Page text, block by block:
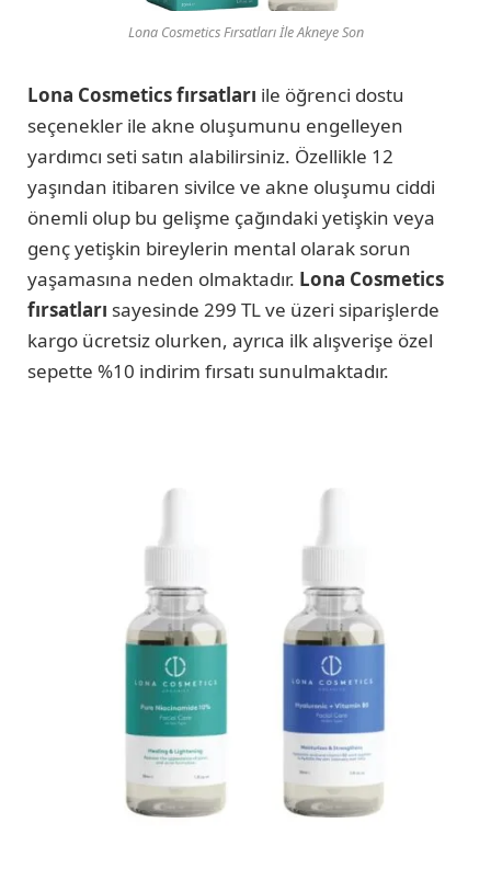
Lona Cosmetics Fırsatları İle Akneye Son
Lona Cosmetics fırsatları ile öğrenci dostu
seçenekler ile akne oluşumunu engelleyen
yardımcı seti satın alabilirsiniz. Özellikle 12
yaşından itibaren sivilce ve akne oluşumu ciddi
önemli olup bu gelişme çağındaki yetişkin veya
genç yetişkin bireylerin mental olarak sorun
yaşamasına neden olmaktadır. Lona Cosmetics
fırsatları sayesinde 299 TL ve üzeri siparişlerde
kargo ücretsiz olurken, ayrıca ilk alışverişe özel
sepette %10 indirim fırsatı sunulmaktadır.